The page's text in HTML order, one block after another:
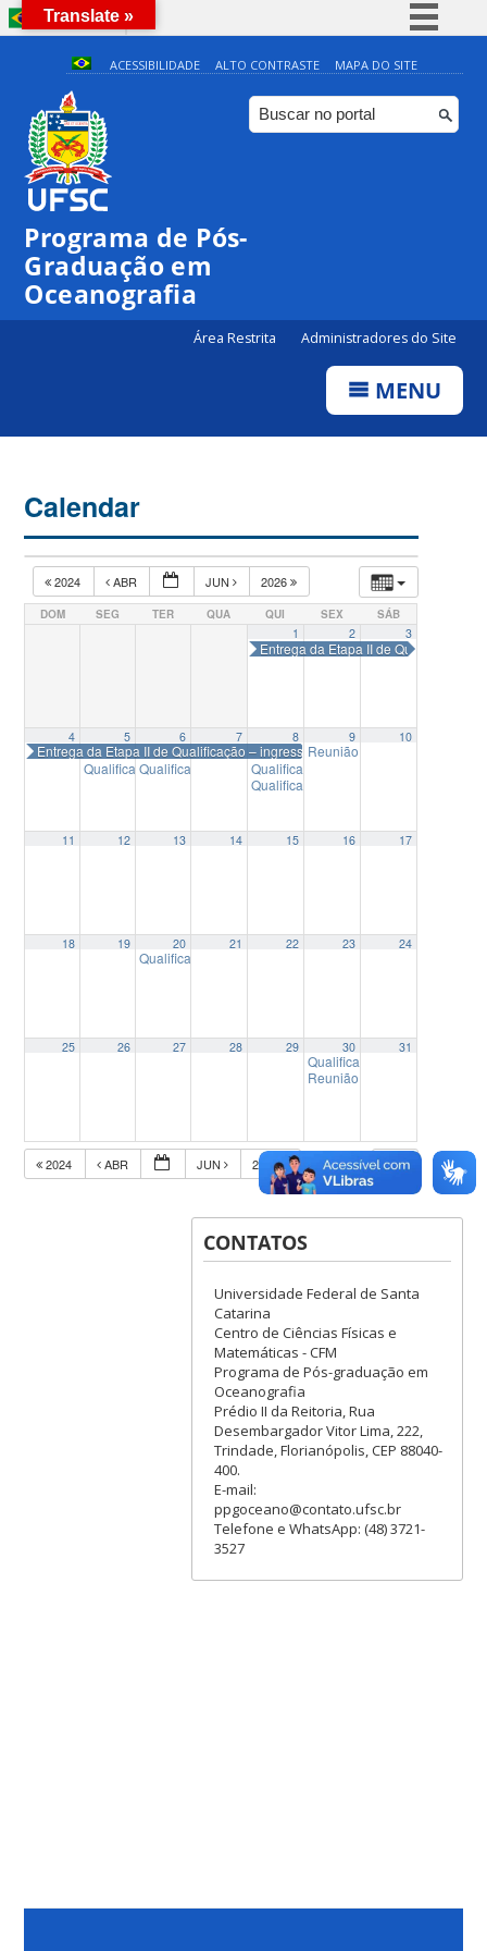
BRASIL
Simplifique!
Comunica BR
Participe
ACESSIBILIDADE ALTO CONTRASTE MAPA DO SITE
Programa de Pós-
Graduação em
Oceanografia
Área Restrita Administradores do Site
MENU
Calendar
2024 ABR JUN 2026
DOM SEG TER QUA QUI SEX SÁB
1
Entrega da Etapa II de Qualificação
2 3
4
Entrega da Etapa II de Qualificação – ingressantes em 2024-1
5
Qualificação de mestrado – Manuela Távora
6
Qualificação de mestrado – Vanessa Martins
7 8
Qualificação de mestrado – Leandro
Qualificação de mestrado – Ajarimba
9
Reunião Colegiado
10
11 12 13 14 15 16 17
18 19 20
Qualificação de mestrado – Vanessa Martins
21 22 23 24
25 26 27 28 29 30
Qualificação de mestrado –
Reunião Colegiado Pleno (a
31
2024 ABR JUN 2026
CONTATOS
Universidade Federal de Santa
Catarina
Centro de Ciências Físicas e
Matemáticas - CFM
Programa de Pós-graduação em
Oceanografia
Prédio II da Reitoria, Rua
Desembargador Vitor Lima, 222,
Trindade, Florianópolis, CEP 88040-
400.
E-mail:
ppgoceano@contato.ufsc.br
Telefone e WhatsApp: (48) 3721-
3527
Translate »